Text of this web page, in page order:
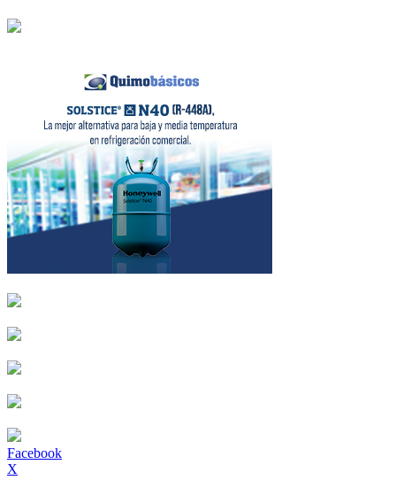
Facebook
X